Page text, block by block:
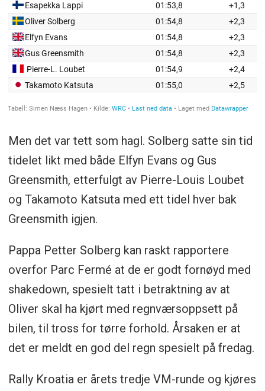
Men det var tett som hagl. Solberg satte sin tid
tidelet likt med både Elfyn Evans og Gus
Greensmith, etterfulgt av Pierre-Louis Loubet
og Takamoto Katsuta med ett tidel hver bak
Greensmith igjen.
Pappa Petter Solberg kan raskt rapportere
overfor Parc Fermé at de er godt fornøyd med
shakedown, spesielt tatt i betraktning av at
Oliver skal ha kjørt med regnværsoppsett på
bilen, til tross for tørre forhold. Årsaken er at
det er meldt en god del regn spesielt på fredag.
Rally Kroatia er årets tredje VM-runde og kjøres